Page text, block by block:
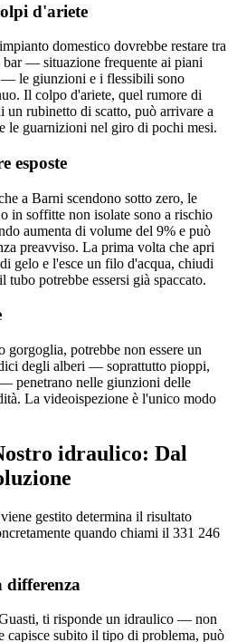
d'ariete
domestico dovrebbe restare tra
bar — situazione frequente ai piani
le giunzioni e i flessibili sono
Il colpo d'ariete, quel rumore di
un rubinetto di scatto, può arrivare a
le guarnizioni nel giro di pochi mesi.
esposte
a Barni scendono sotto zero, le
in soffitte non isolate sono a rischio
aumenta di volume del 9% e può
preavviso. La prima volta che apri
gelo e l'esce un filo d'acqua, chiudi
potrebbe essersi già spaccato.
gorgoglia, potrebbe non essere un
degli alberi — soprattutto pioppi,
penetrano nelle giunzioni delle
La videoispezione è l'unico modo
idraulico: Dal
gestito determina il risultato
quando chiami il 331 246
differenza
ti risponde un idraulico — non
capisce subito il tipo di problema, può